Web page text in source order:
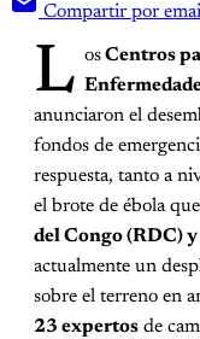
Compartir por
L osCentros
anunciaron el
fondos de
respuesta, tanto a
el brote de ébola
del Congo (RDC) y
actualmente un
sobre el terreno en
23 expertos de